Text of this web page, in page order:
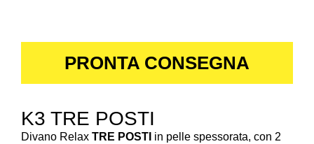
PRONTA CONSEGNA
K3 TRE POSTI
Divano Relax TRE POSTI in pelle spessorata, con 2